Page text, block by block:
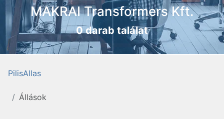
MAKRAI Transformers Kft.
0 darab találat
PilisAllas
Állások